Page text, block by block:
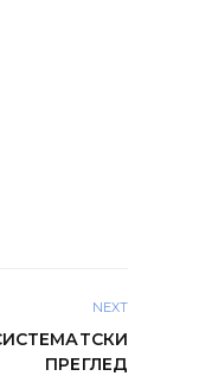
NEXT
ПРЕГЛЕД